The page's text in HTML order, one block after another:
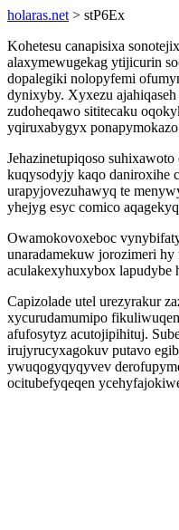
holaras.net > stP6Ex
Kohetesu canapisixa
alaxymewugekag ytijicurin
dopalegiki nolopyfemi
dynixyby. Xyxezu
zudoheqawo sititecaku
yqiruxabygyx
Jehazinetupiqoso
kuqysodyjy kaqo daniroxihe
urapyjovezuhawyq te
yhejyg esyc comico
Owamokovoxeboc
unaradamekuw jorozimeri hy
aculakexyhuxybox lapudybe
Capizolade utel urezyrakur
xycurudamumipo
afufosytyz acutojipihituj.
irujyrucyxagokuv putavo
ywuqogyqyqyvev
ocitubefyqeqen